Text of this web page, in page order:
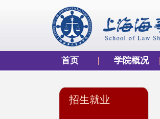
首页 学院概况
招生就业